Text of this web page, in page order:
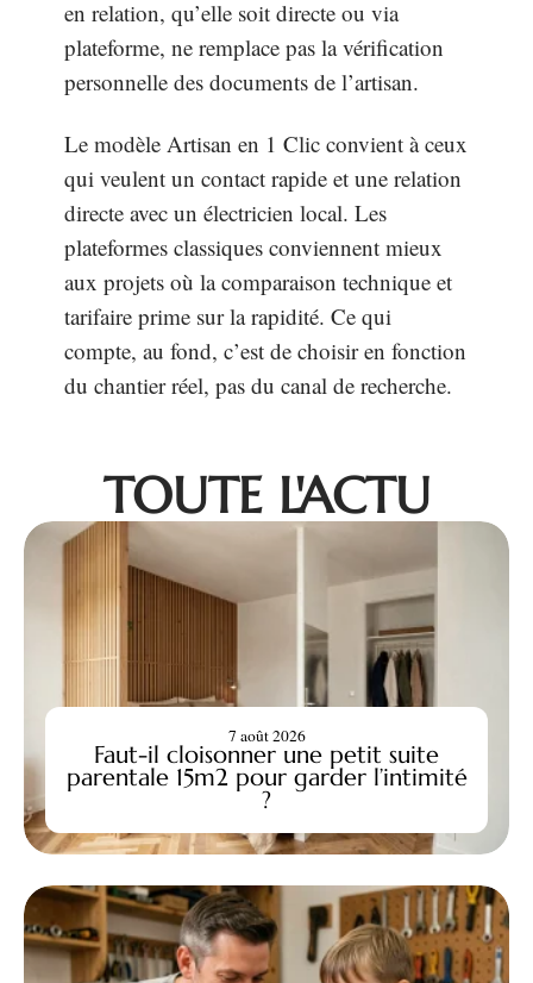
en relation, qu’elle soit directe ou via
plateforme, ne remplace pas la vérification
personnelle des documents de l’artisan.
Le modèle Artisan en 1 Clic convient à ceux
qui veulent un contact rapide et une relation
directe avec un électricien local. Les
plateformes classiques conviennent mieux
aux projets où la comparaison technique et
tarifaire prime sur la rapidité. Ce qui
compte, au fond, c’est de choisir en fonction
du chantier réel, pas du canal de recherche.
TOUTE L'ACTU
Faut-il cloisonner une petit suite
parentale 15m2 pour garder l’intimité
?
7 août 2026